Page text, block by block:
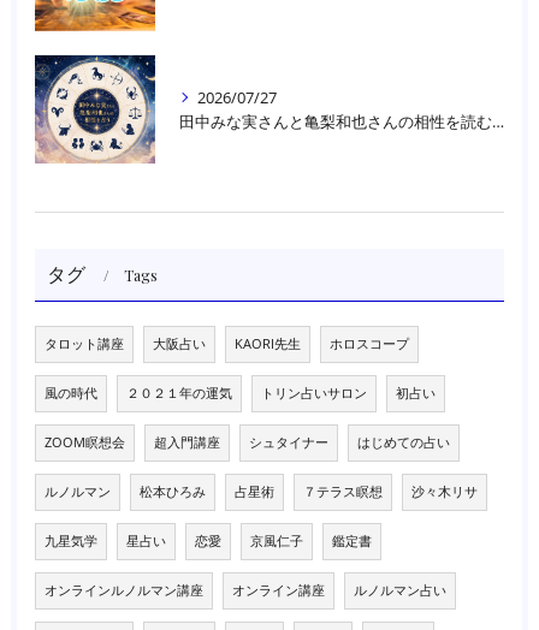
2026/07/27
田中みな実さんと亀梨和也さんの相性を読む｜大阪・箕面占いスクールラブアンドライト
タグ Tags
タロット講座 大阪占い KAORI先生 ホロスコープ
風の時代 ２０２１年の運気 トリン占いサロン 初占い
ZOOM瞑想会 超入門講座 シュタイナー はじめての占い
ルノルマン 松本ひろみ 占星術 ７テラス瞑想 沙々木リサ
九星気学 星占い 恋愛 京風仁子 鑑定書
オンラインルノルマン講座 オンライン講座 ルノルマン占い